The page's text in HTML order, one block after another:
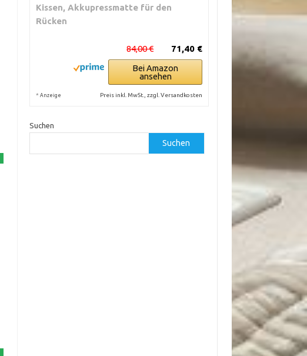
Kissen, Akkupressmatte für den
Rücken
71,40 €
84,00 €
Bei Amazon
ansehen
* Anzeige Preis inkl. MwSt., zzgl. Versandkosten
Suchen
Suchen